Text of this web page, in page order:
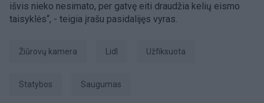
išvis nieko nesimato, per gatvę eiti draudžia kelių eismo
taisyklės“, - teigia įrašu pasidalijęs vyras.
Žiūrovų kamera Lidl užfiksuota
Statybos Saugumas